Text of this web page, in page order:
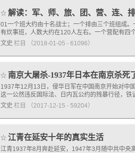
☆ 解读：军、师、旅、团、营、连、
01一个班大约由十名战士；一个排由三个班组成
有炊事班，人数大约在120人左右。一个营配有
文史 栏目 （2018-01-05 - 61096）
☆ 南京大屠杀-1937年日本在南京杀死
1937年12月13日，侵华日军在中国南京开始对中
这一公然违反国际法、日内瓦公约的残暴行径，
文史 栏目 （2017-12-15 - 59204）
☆ 江青在延安十年的真实生活
江青1937年8月奔赴延安，1947年3月随中共中央